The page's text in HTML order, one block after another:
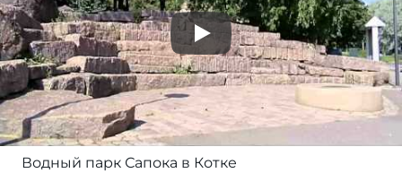
Водный парк Сапока в Котке